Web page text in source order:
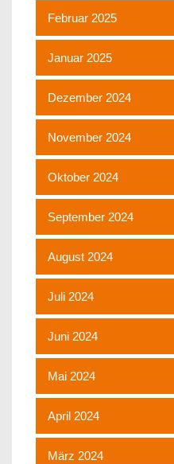
Februar 2025
Januar 2025
Dezember 2024
November 2024
Oktober 2024
September 2024
August 2024
Juli 2024
Juni 2024
Mai 2024
April 2024
März 2024